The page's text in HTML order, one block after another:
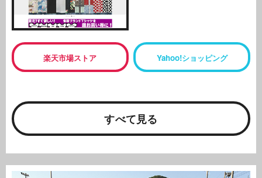
楽天市場ストア Yahoo!ショッピング
すべて見る